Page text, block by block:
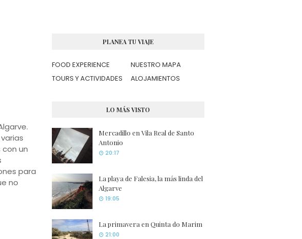
un
para
no
PLANEA TU VIAJE
FOOD EXPERIENCE
NUESTRO MAPA
TOURS Y ACTIVIDADES
ALOJAMIENTOS
LO MÁS VISTO
Mercadillo en Vila Real de Santo
Antonio
20:17
La playa de Falesia, la más linda del
Algarve
19:05
La primavera en Quinta do Marim
21:00